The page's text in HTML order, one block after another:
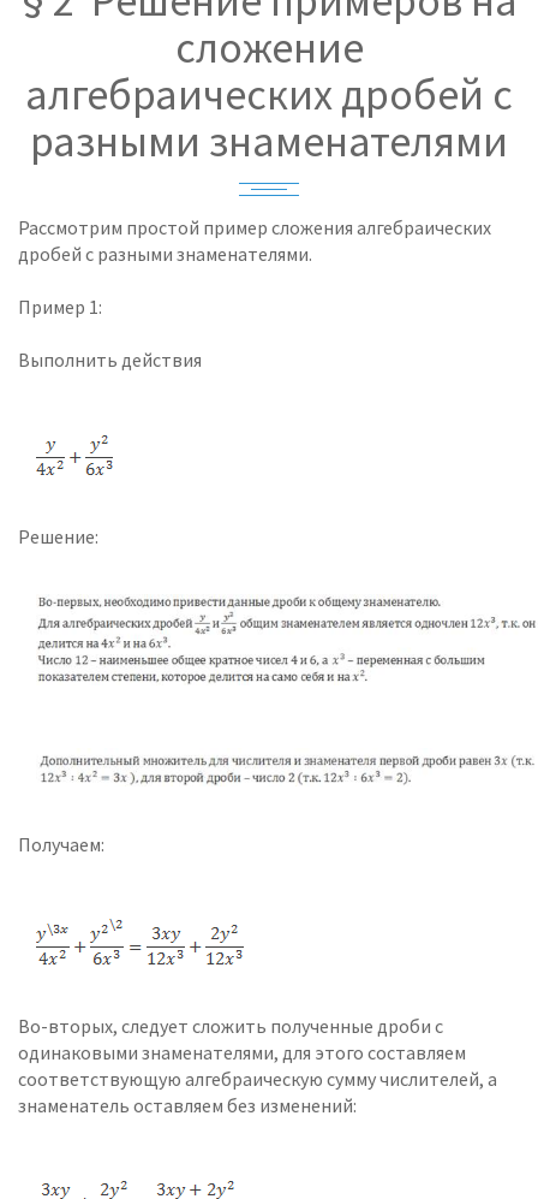
сложение
алгебраических дробей с
разными знаменателями
Рассмотрим простой пример сложения алгебраических
дробей с разными знаменателями.
Пример 1:
Выполнить действия
Решение:
Получаем:
Во-вторых, следует сложить полученные дроби с
одинаковыми знаменателями, для этого составляем
соответствующую алгебраическую сумму числителей, а
знаменатель оставляем без изменений: